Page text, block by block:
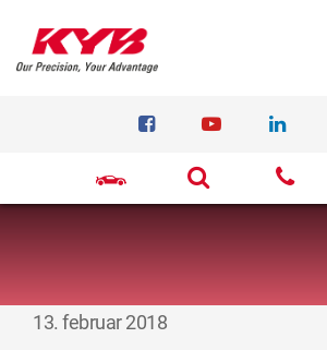
13. februar 2018